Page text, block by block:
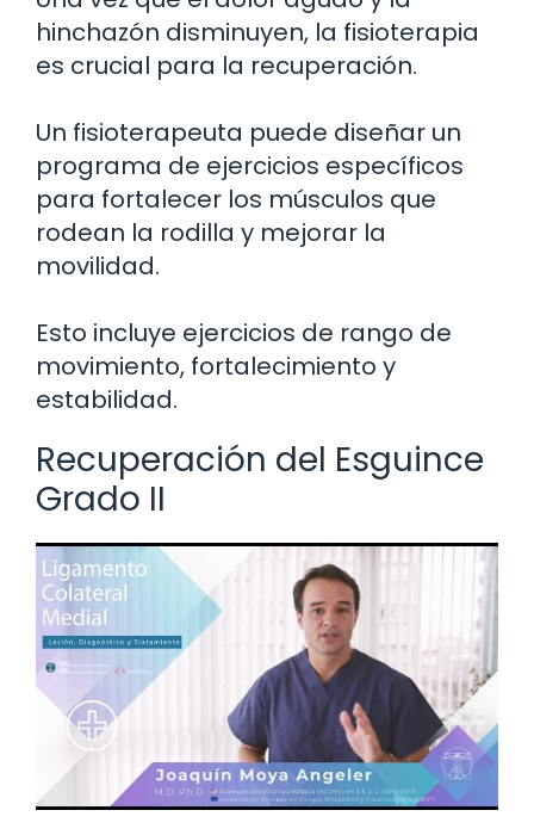
hinchazón disminuyen, la fisioterapia
es crucial para la recuperación.
Un fisioterapeuta puede diseñar un
programa de ejercicios específicos
para fortalecer los músculos que
rodean la rodilla y mejorar la
movilidad.
Esto incluye ejercicios de rango de
movimiento, fortalecimiento y
estabilidad.
Recuperación del Esguince
Grado II